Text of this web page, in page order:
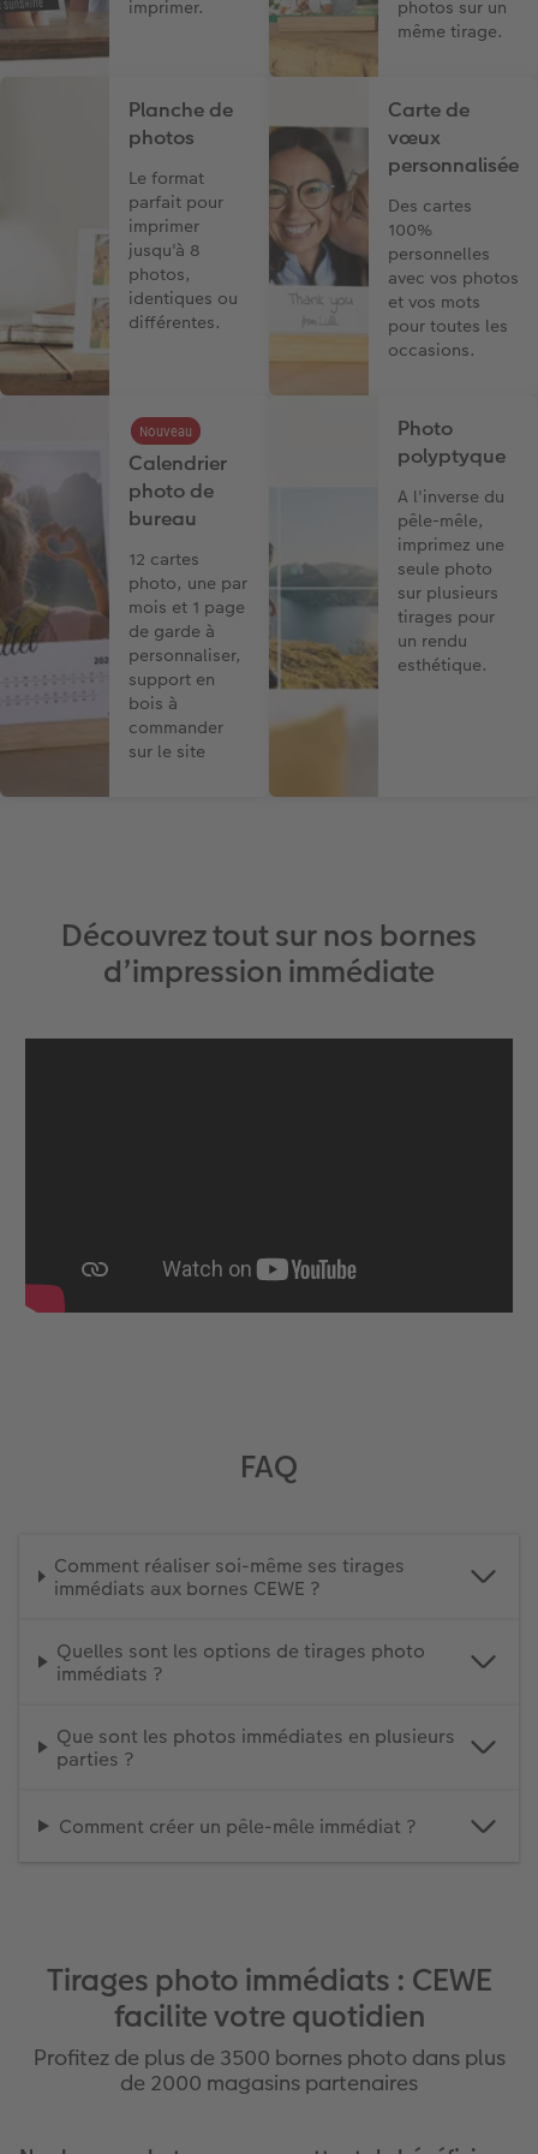
imprimer.
photos sur un
même tirage.
Planche de
photos
Le format
parfait pour
imprimer
jusqu'à 8
photos,
identiques ou
différentes.
Carte de
vœux
personnalisée
Des cartes
100%
personnelles
avec vos photos
et vos mots
pour toutes les
occasions.
Calendrier
photo de
bureau
12 cartes
photo, une par
mois et 1 page
de garde à
personnaliser,
support en
bois à
commander
sur le site
Nouveau
Photo
polyptyque
A l'inverse du
pêle-mêle,
imprimez une
seule photo
sur plusieurs
tirages pour
un rendu
esthétique.
Découvrez tout sur nos bornes
d’impression immédiate
FAQ
Comment réaliser soi-même ses tirages
immédiats aux bornes CEWE ?
Quelles sont les options de tirages photo
immédiats ?
Que sont les photos immédiates en plusieurs
parties ?
Comment créer un pêle-mêle immédiat ?
Tirages photo immédiats : CEWE
facilite votre quotidien
Profitez de plus de 3500 bornes photo dans plus
de 2000 magasins partenaires